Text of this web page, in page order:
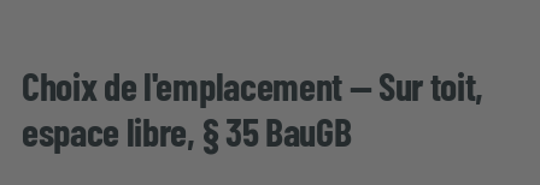
Choix de l'emplacement — Sur toit,
espace libre, § 35 BauGB